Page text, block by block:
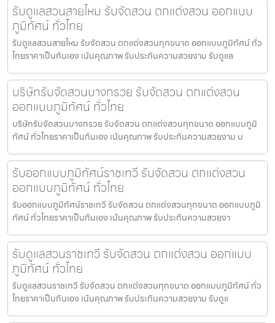
รับดูแลสวนสายไหม รับจัดสวน ตกแต่งสวน ออกแบบ
ภูมิทัศน์ ทั่วไทย
รับดูแลสวนสายไหม รับจัดสวน ตกแต่งสวนทุกขนาด ออกแบบภูมิทัศน์ ทั่ว
ไทยราคาเป็นกันเอง เน้นคุณภาพ รับประกันความสวยงาม รับดูแล
บริษัทรับจัดสวนบางกรวย รับจัดสวน ตกแต่งสวน
ออกแบบภูมิทัศน์ ทั่วไทย
บริษัทรับจัดสวนบางกรวย รับจัดสวน ตกแต่งสวนทุกขนาด ออกแบบภูมิ
ทัศน์ ทั่วไทยราคาเป็นกันเอง เน้นคุณภาพ รับประกันความสวยงาม บ
รับออกแบบภูมิทัศน์ราชเทวี รับจัดสวน ตกแต่งสวน
ออกแบบภูมิทัศน์ ทั่วไทย
รับออกแบบภูมิทัศน์ราชเทวี รับจัดสวน ตกแต่งสวนทุกขนาด ออกแบบภูมิ
ทัศน์ ทั่วไทยราคาเป็นกันเอง เน้นคุณภาพ รับประกันความสวยงา
รับดูแลสวนราชเทวี รับจัดสวน ตกแต่งสวน ออกแบบ
ภูมิทัศน์ ทั่วไทย
รับดูแลสวนราชเทวี รับจัดสวน ตกแต่งสวนทุกขนาด ออกแบบภูมิทัศน์ ทั่ว
ไทยราคาเป็นกันเอง เน้นคุณภาพ รับประกันความสวยงาม รับดูแ